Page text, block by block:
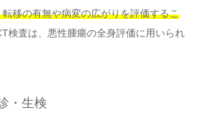
移の有無や病変の広がりを評価するこ
検査は、悪性腫瘍の全身評価に用いられ
・生検